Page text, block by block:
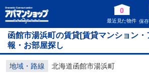
0
最近見た物件 保
函館市湯浜町の賃貸[賃貸マンション
報・お部屋探し
地域・路線 北海道函館市湯浜町